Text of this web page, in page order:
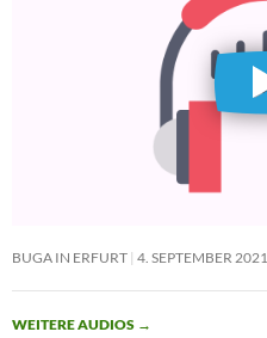
BUGA IN ERFURT 4. SEPTEMBER 2021
WEITERE AUDIOS →